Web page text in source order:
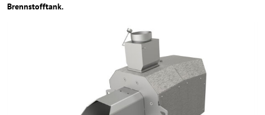
Brennstofftank.